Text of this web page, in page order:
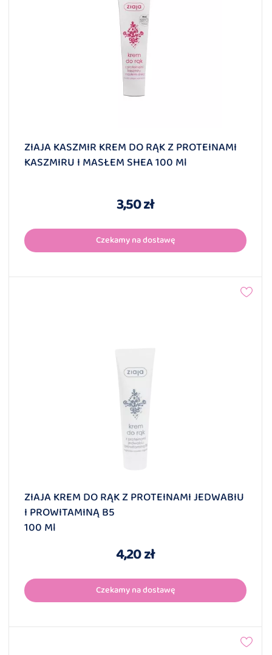
ZIAJA KASZMIR KREM DO RĄK Z PROTEINAMI
KASZMIRU I MASŁEM SHEA 100 Ml
3,50 zł
Czekamy na dostawę
ZIAJA KREM DO RĄK Z PROTEINAMI JEDWABIU
I PROWITAMINĄ B5
100 Ml
4,20 zł
Czekamy na dostawę